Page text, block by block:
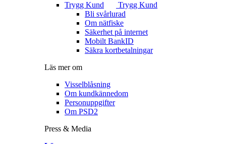
Trygg Kund
Trygg Kund
Bli svårlurad
Om nätfiske
Säkerhet på internet
Mobilt BankID
Säkra kortbetalningar
Läs mer om
Visselblåsning
Om kundkännedom
Personuppgifter
Om PSD2
Press & Media